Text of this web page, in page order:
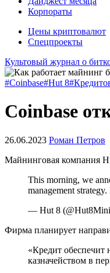
Корпораты
Цены криптовалют
Спецпроекты
Культовый журнал о
#Coinbase#Hut 8
Coinbase
26.06.2023 Роман Петров
Майнинговая компания
This morning, we
management strategy.
— Hut 8
Фирма планирует
«Кредит
казначейством в